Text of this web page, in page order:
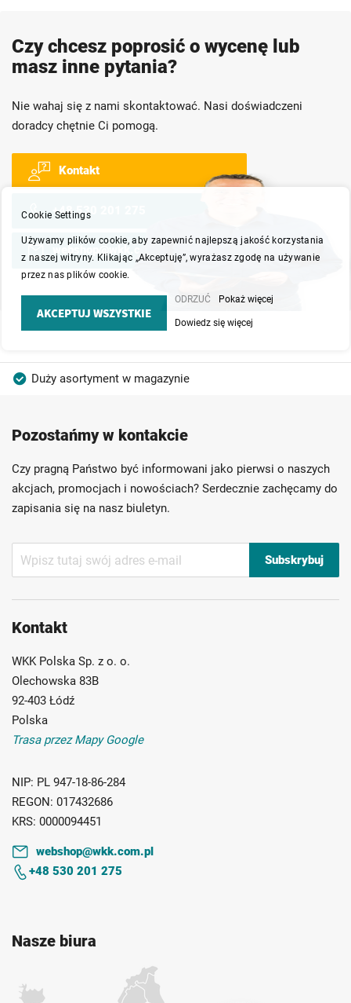
Czy chcesz poprosić o wycenę lub
masz inne pytania?
Nie wahaj się z nami skontaktować. Nasi doświadczeni
doradcy chętnie Ci pomogą.
Kontakt
+48 530 201 275
webshop@wkk.com.pl
Duży asortyment w magazynie
Szybka dostawa
Indywidualni doradcy
Ponad 40 lat doświadczenia
Możliwość własnego etykietowania
Pozostańmy w kontakcie
Czy pragną Państwo być informowani jako pierwsi o naszych
akcjach, promocjach i nowościach? Serdecznie zachęcamy do
zapisania się na nasz biuletyn.
nasz
Subskrybuj
Kontakt
WKK Polska Sp. z o. o.
Olechowska 83B
92-403 Łódź
Polska
Trasa przez Mapy Google
NIP: PL 947-18-86-284
REGON: 017432686
KRS: 0000094451
webshop@wkk.com.pl
+48 530 201 275
Nasze biura
Cookie Settings
Używamy plików cookie, aby zapewnić najlepszą jakość korzystania
z naszej witryny. Klikając „Akceptuję”, wyrażasz zgodę na używanie
przez nas plików cookie.
AKCEPTUJ WSZYSTKIE
ODRZUĆ Pokaż więcej
Dowiedz się więcej